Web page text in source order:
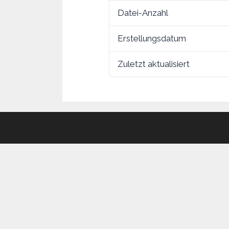
Datei-Anzahl
Erstellungsdatum
Zuletzt aktualisiert